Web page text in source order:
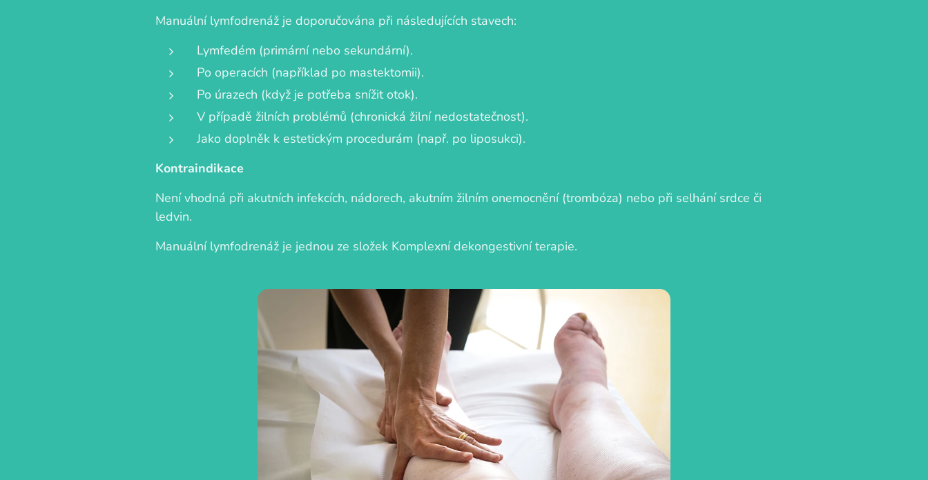
Manuální lymfodrenáž je doporučována při následujících stavech:
Lymfedém (primární nebo sekundární).
Po operacích (například po mastektomii).
Po úrazech (když je potřeba snížit otok).
V případě žilních problémů (chronická žilní nedostatečnost).
Jako doplněk k estetickým procedurám (např. po liposukci).
Kontraindikace
Není vhodná při akutních infekcích, nádorech, akutním žilním onemocnění (trombóza) nebo při selhání srdce či
ledvin.
Manuální lymfodrenáž je jednou ze složek Komplexní dekongestivní terapie.